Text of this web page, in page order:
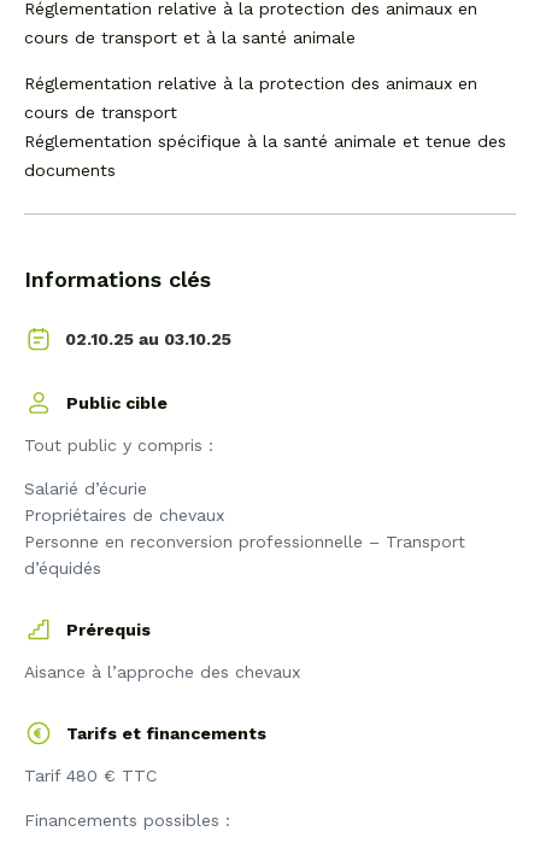
Réglementation relative à la protection des animaux en
cours de transport et à la santé animale
Réglementation relative à la protection des animaux en
cours de transport
Réglementation spécifique à la santé animale et tenue des
documents
Informations clés
02.10.25 au 03.10.25
Public cible
Tout public y compris :
Salarié d’écurie
Propriétaires de chevaux
Personne en reconversion professionnelle – Transport
d’équidés
Prérequis
Aisance à l’approche des chevaux
Tarifs et financements
Tarif 480 € TTC
Financements possibles :